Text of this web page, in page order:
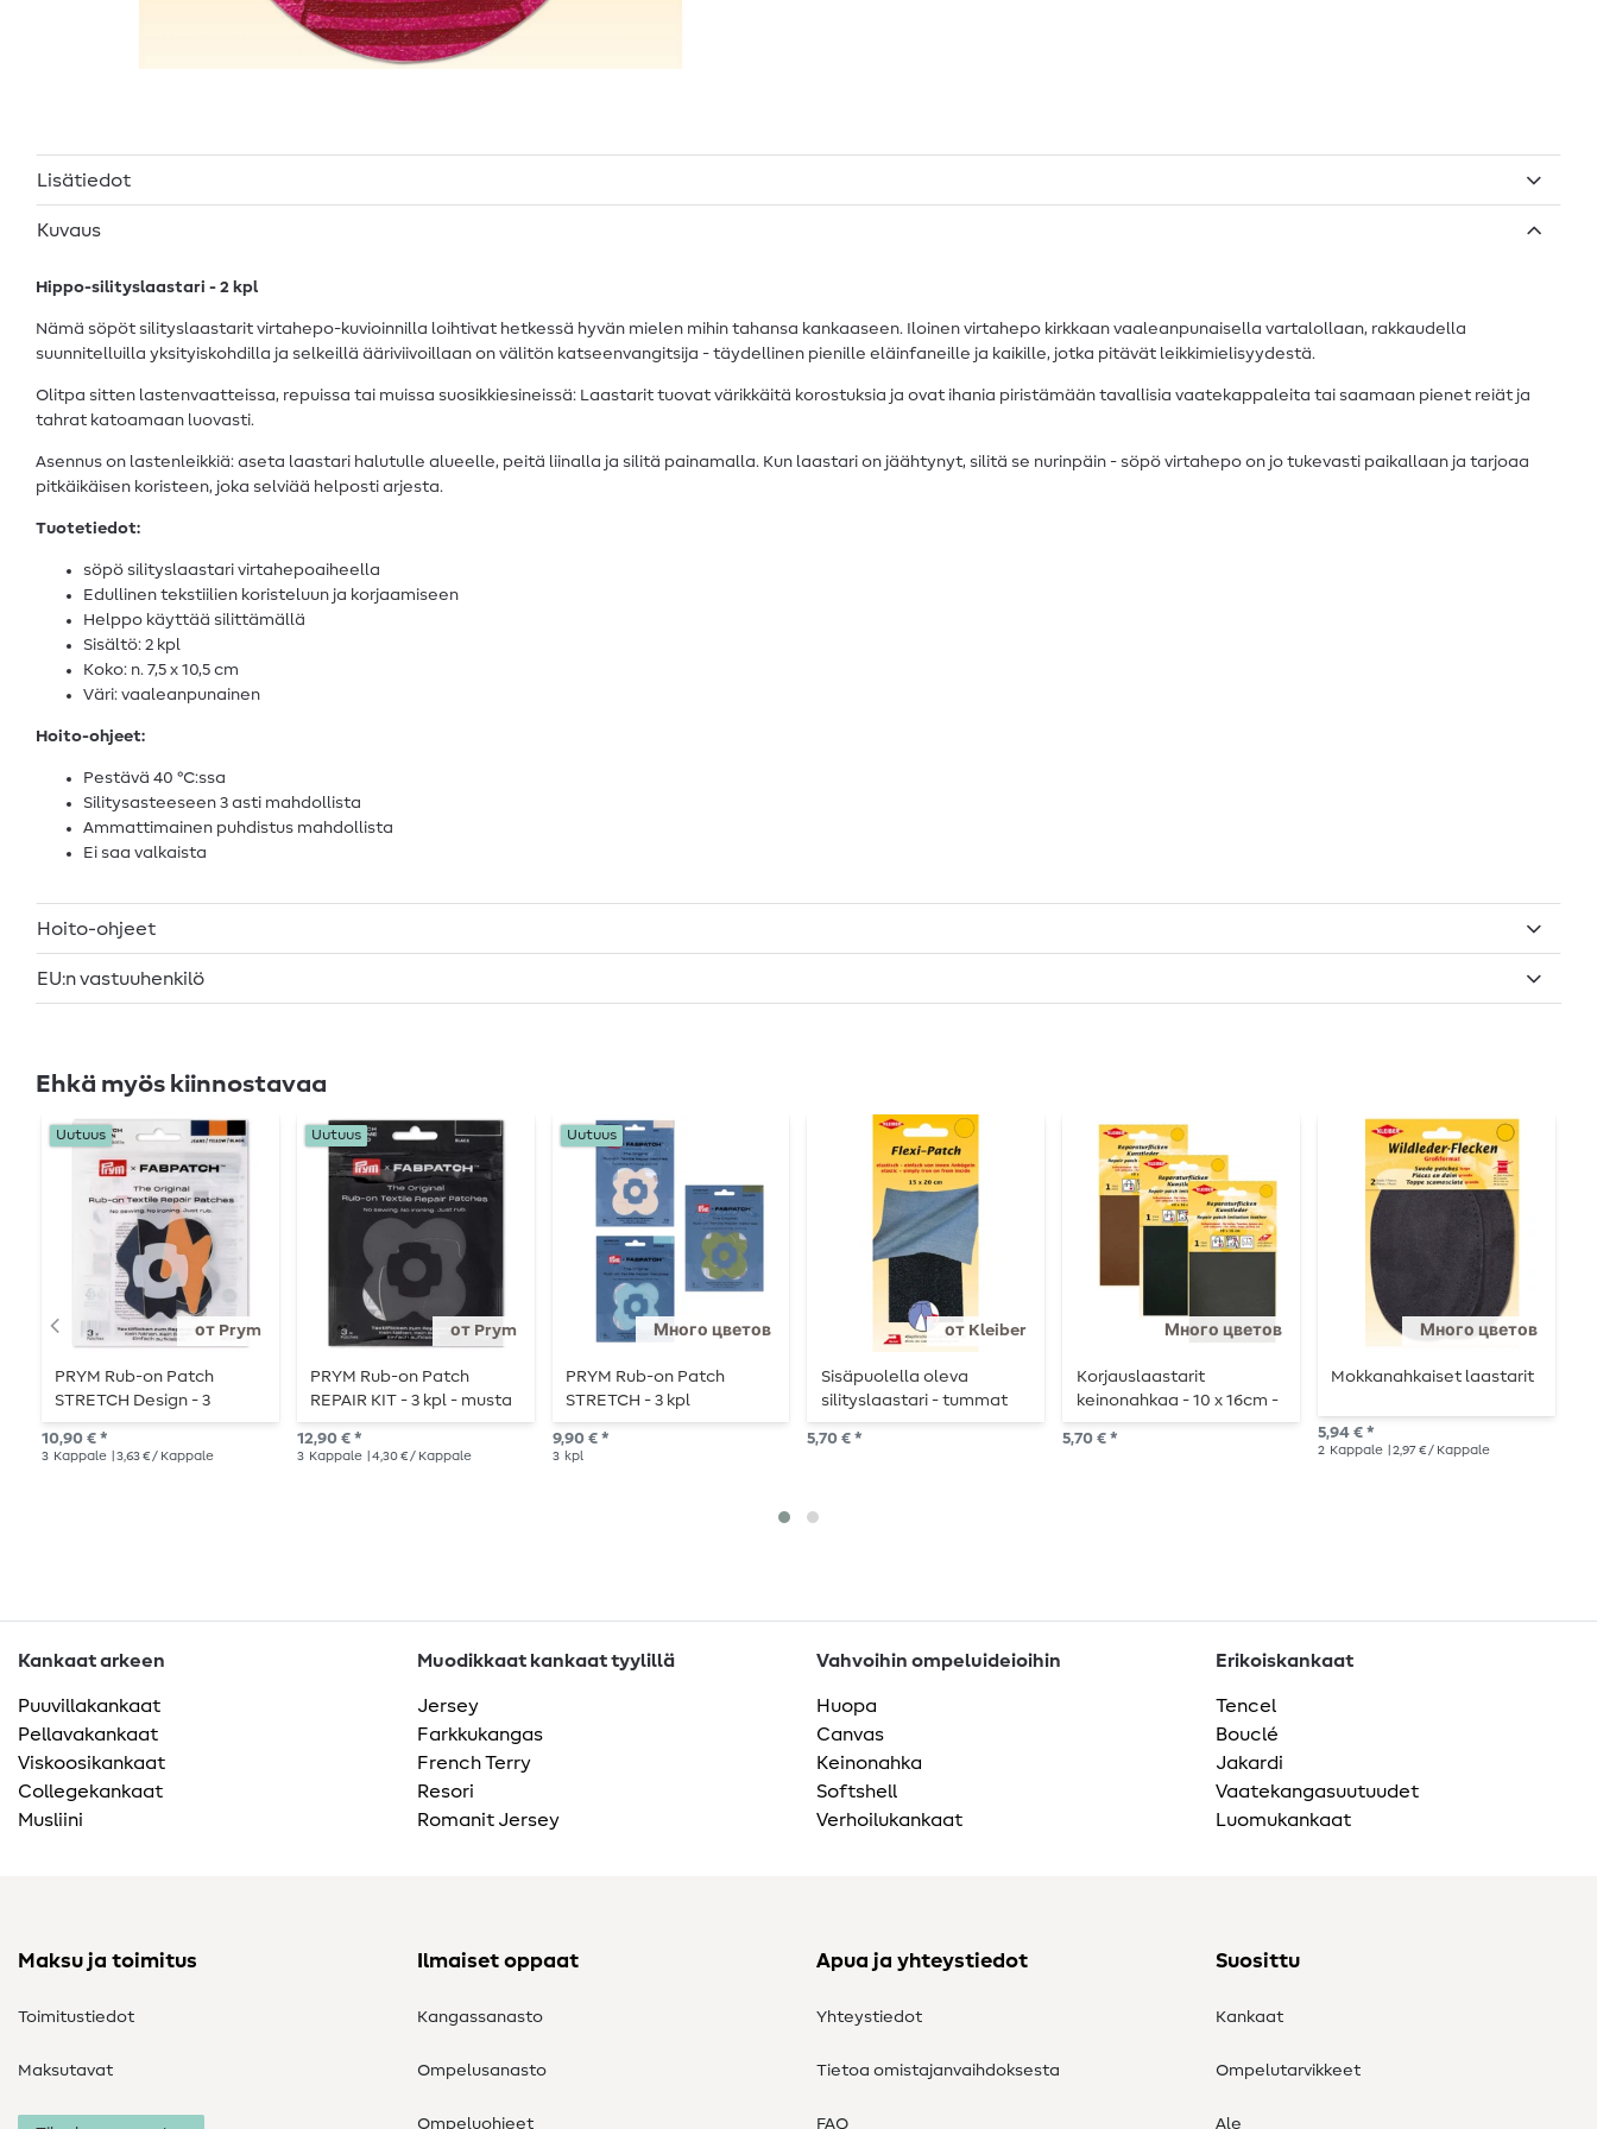
Lisätiedot
Kuvaus
Hippo-silityslaastari - 2 kpl
Nämä söpöt silityslaastarit virtahepo-kuvioinnilla loihtivat hetkessä hyvän mielen mihin tahansa kankaaseen. Iloinen virtahepo kirkkaan vaaleanpunaisella vartalollaan, rakkaudella
suunnitelluilla yksityiskohdilla ja selkeillä ääriviivoillaan on välitön katseenvangitsija - täydellinen pienille eläinfaneille ja kaikille, jotka pitävät leikkimielisyydestä.
Olitpa sitten lastenvaatteissa, repuissa tai muissa suosikkiesineissä: Laastarit tuovat värikkäitä korostuksia ja ovat ihania piristämään tavallisia vaatekappaleita tai saamaan pienet reiät ja
tahrat katoamaan luovasti.
Asennus on lastenleikkiä: aseta laastari halutulle alueelle, peitä liinalla ja silitä painamalla. Kun laastari on jäähtynyt, silitä se nurinpäin - söpö virtahepo on jo tukevasti paikallaan ja tarjoaa
pitkäikäisen koristeen, joka selviää helposti arjesta.
Tuotetiedot:
söpö silityslaastari virtahepoaiheella
Edullinen tekstiilien koristeluun ja korjaamiseen
Helppo käyttää silittämällä
Sisältö: 2 kpl
Koko: n. 7,5 x 10,5 cm
Väri: vaaleanpunainen
Hoito-ohjeet:
Pestävä 40 °C:ssa
Silitysasteeseen 3 asti mahdollista
Ammattimainen puhdistus mahdollista
Ei saa valkaista
Hoito-ohjeet
EU:n vastuuhenkilö
Ehkä myös kiinnostavaa
от Prym
Uutuus
PRYM Rub-on Patch
STRETCH Design - 3
kappaletta - pilvi/flash
10,90 € *
3 Kappale | 3,63 € / Kappale
от Prym
Uutuus
PRYM Rub-on Patch
REPAIR KIT - 3 kpl - musta
12,90 € *
3 Kappale | 4,30 € / Kappale
Много цветов
Uutuus
PRYM Rub-on Patch
STRETCH - 3 kpl
9,90 € *
3 kpl
от Kleiber
Sisäpuolella oleva
silityslaastari - tummat
farkut.
5,70 € *
Много цветов
Korjauslaastarit
keinonahkaa - 10 x 16cm -
itseliimautuva
5,70 € *
Много цветов
Mokkanahkaiset laastarit
5,94 € *
2 Kappale | 2,97 € / Kappale
Kankaat arkeen
Puuvillakankaat
Pellavakankaat
Viskoosikankaat
Collegekankaat
Musliini
Muodikkaat kankaat tyylillä
Jersey
Farkkukangas
French Terry
Resori
Romanit Jersey
Vahvoihin ompeluideioihin
Huopa
Canvas
Keinonahka
Softshell
Verhoilukankaat
Erikoiskankaat
Tencel
Bouclé
Jakardi
Vaatekangasuutuudet
Luomukankaat
Maksu ja toimitus
Toimitustiedot
Maksutavat
Ilmaiset oppaat
Kangassanasto
Ompelusanasto
Ompeluohjeet
Apua ja yhteystiedot
Yhteystiedot
Tietoa omistajanvaihdoksesta
FAQ
Suosittu
Kankaat
Ompelutarvikkeet
Ale